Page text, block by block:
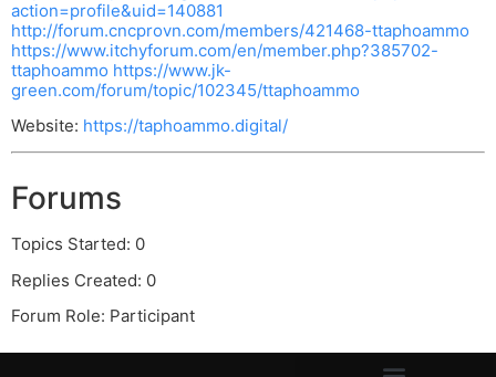
action=profile&uid=140881
http://forum.cncprovn.com/members/421468-ttaphoammo
https://www.itchyforum.com/en/member.php?385702-
ttaphoammo https://www.jk-
green.com/forum/topic/102345/ttaphoammo
Website: https://taphoammo.digital/
Forums
Topics Started: 0
Replies Created: 0
Forum Role: Participant